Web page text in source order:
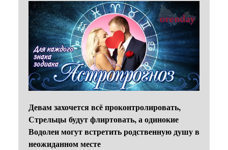
Девам захочется всё проконтролировать,
Стрельцы будут флиртовать, а одинокие
Водолеи могут встретить родственную душу в
неожиданном месте